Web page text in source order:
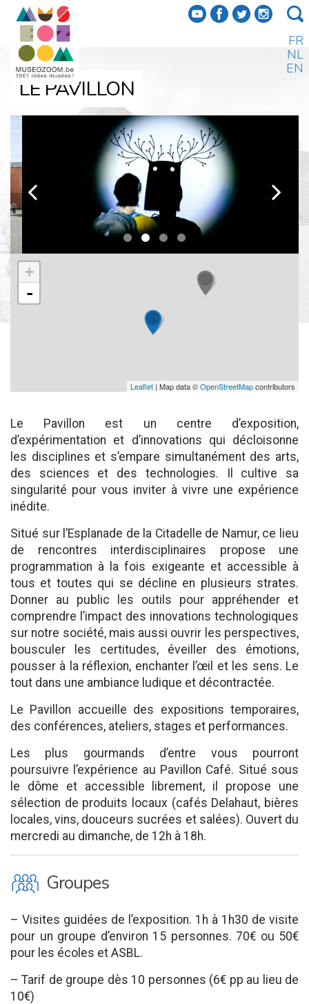
f a b e
FR
NL
EN
LE PAVILLON
k l
+
-
Leaflet | Map data ©OpenStreetMapcontributors
Le Pavillon est un centre d’exposition,
d’expérimentation et d’innovations qui décloisonne
les disciplines et s’empare simultanément des arts,
des sciences et des technologies. Il cultive sa
singularité pour vous inviter à vivre une expérience
inédite.
Situé sur l’Esplanade de la Citadelle de Namur, ce lieu
de rencontres interdisciplinaires propose une
programmation à la fois exigeante et accessible à
tous et toutes qui se décline en plusieurs strates.
Donner au public les outils pour appréhender et
comprendre l’impact des innovations technologiques
sur notre société, mais aussi ouvrir les perspectives,
bousculer les certitudes, éveiller des émotions,
pousser à la réflexion, enchanter l’œil et les sens. Le
tout dans une ambiance ludique et décontractée.
Le Pavillon accueille des expositions temporaires,
des conférences, ateliers, stages et performances.
Les plus gourmands d’entre vous pourront
poursuivre l’expérience au Pavillon Café. Situé sous
le dôme et accessible librement, il propose une
sélection de produits locaux (cafés Delahaut, bières
locales, vins, douceurs sucrées et salées). Ouvert du
mercredi au dimanche, de 12h à 18h.
O Groupes
– Visites guidées de l’exposition. 1h à 1h30 de visite
pour un groupe d’environ 15 personnes. 70€ ou 50€
pour les écoles et ASBL.
– Tarif de groupe dès 10 personnes (6€ pp au lieu de
10€)